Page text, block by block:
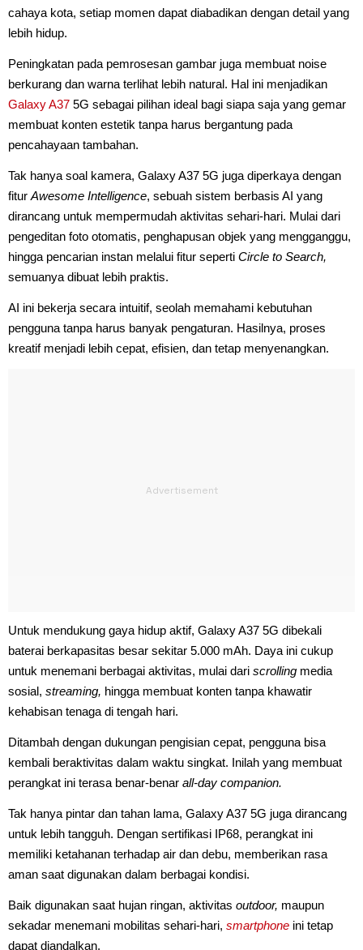
cahaya kota, setiap momen dapat diabadikan dengan detail yang
lebih hidup.
Peningkatan pada pemrosesan gambar juga membuat noise
berkurang dan warna terlihat lebih natural. Hal ini menjadikan
Galaxy A37 5G sebagai pilihan ideal bagi siapa saja yang gemar
membuat konten estetik tanpa harus bergantung pada
pencahayaan tambahan.
Tak hanya soal kamera, Galaxy A37 5G juga diperkaya dengan
fitur Awesome Intelligence, sebuah sistem berbasis AI yang
dirancang untuk mempermudah aktivitas sehari-hari. Mulai dari
pengeditan foto otomatis, penghapusan objek yang mengganggu,
hingga pencarian instan melalui fitur seperti Circle to Search,
semuanya dibuat lebih praktis.
AI ini bekerja secara intuitif, seolah memahami kebutuhan
pengguna tanpa harus banyak pengaturan. Hasilnya, proses
kreatif menjadi lebih cepat, efisien, dan tetap menyenangkan.
Untuk mendukung gaya hidup aktif, Galaxy A37 5G dibekali
baterai berkapasitas besar sekitar 5.000 mAh. Daya ini cukup
untuk menemani berbagai aktivitas, mulai dari scrolling media
sosial, streaming, hingga membuat konten tanpa khawatir
kehabisan tenaga di tengah hari.
Ditambah dengan dukungan pengisian cepat, pengguna bisa
kembali beraktivitas dalam waktu singkat. Inilah yang membuat
perangkat ini terasa benar-benar all-day companion.
Tak hanya pintar dan tahan lama, Galaxy A37 5G juga dirancang
untuk lebih tangguh. Dengan sertifikasi IP68, perangkat ini
memiliki ketahanan terhadap air dan debu, memberikan rasa
aman saat digunakan dalam berbagai kondisi.
Baik digunakan saat hujan ringan, aktivitas outdoor, maupun
sekadar menemani mobilitas sehari-hari, smartphone ini tetap
dapat diandalkan.